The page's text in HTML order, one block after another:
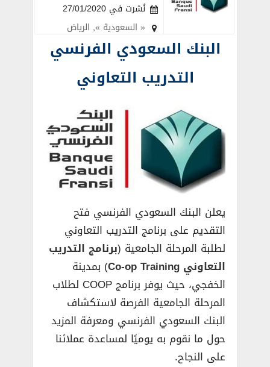
نُشرت في 27/01/2020
« السعودية », الرياض
البنك السعودي الفرنسي
التدريب التعاوني
يعلن البنك السعودي الفرنسي فتح
التقديم على برنامج التدريب التعاوني
لطلبة المرحلة الجامعية (برنامج التدريب
التعاوني Co-op Training
) بمدينة
الخفجي، حيث يوفر برنامج COOP لطلاب
المرحلة الجامعية الفرصة لاستكشاف
البنك السعودي الفرنسي ومعرفة المزيد
حول ما نقوم به يوميًا لمساعدة عملائنا
على النجاح.